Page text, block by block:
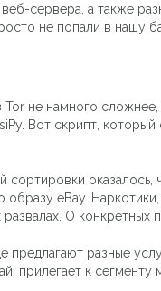
сервера, а также
не попали в нашу
не намного
Вот скрипт,
оказалось,
eBay.
О
предлагают разные
прилегает к сегменту